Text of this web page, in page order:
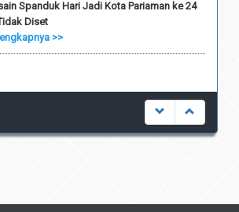
Spanduk Hari Jadi Kota Pariaman ke 24
Diset
>>